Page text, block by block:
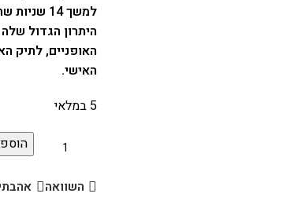
למשך 14 שניות שתרחיק את כל מי שינסה להתקרב לאופניים.
היתרון הגדול
האופניים, לתיק
האישי.
5 במלאי
השוואה